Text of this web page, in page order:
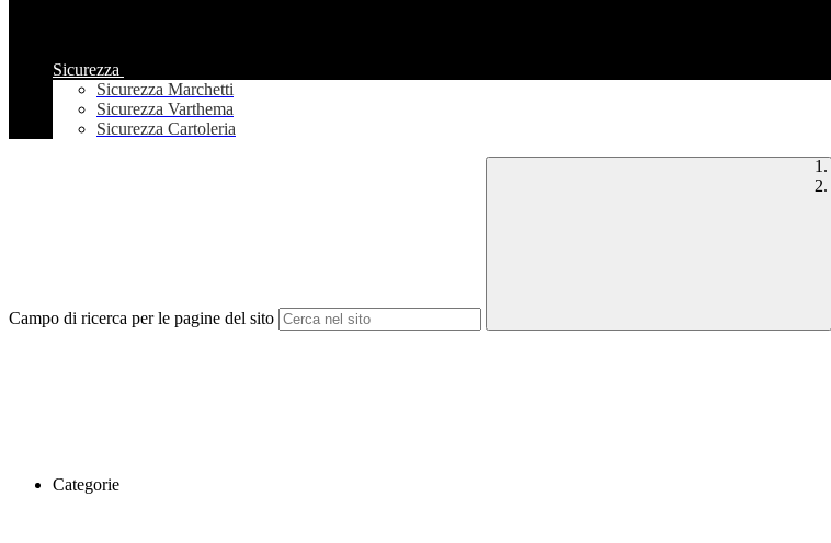
Sicurezza
Sicurezza Marchetti
Sicurezza Varthema
Sicurezza Cartoleria
Campo di ricerca per le pagine del sito
Categorie